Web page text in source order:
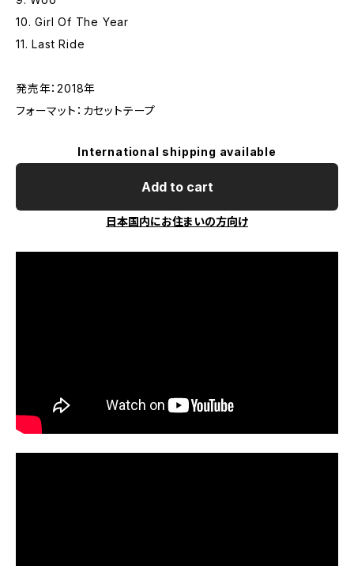
10. Girl Of The Year
11. Last Ride
発売年：2018年
フォーマット：カセットテープ
International shipping available
Add to cart
日本国内にお住まいの方向け